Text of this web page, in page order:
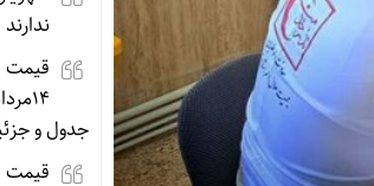
ندارند
قیمت
جدول و